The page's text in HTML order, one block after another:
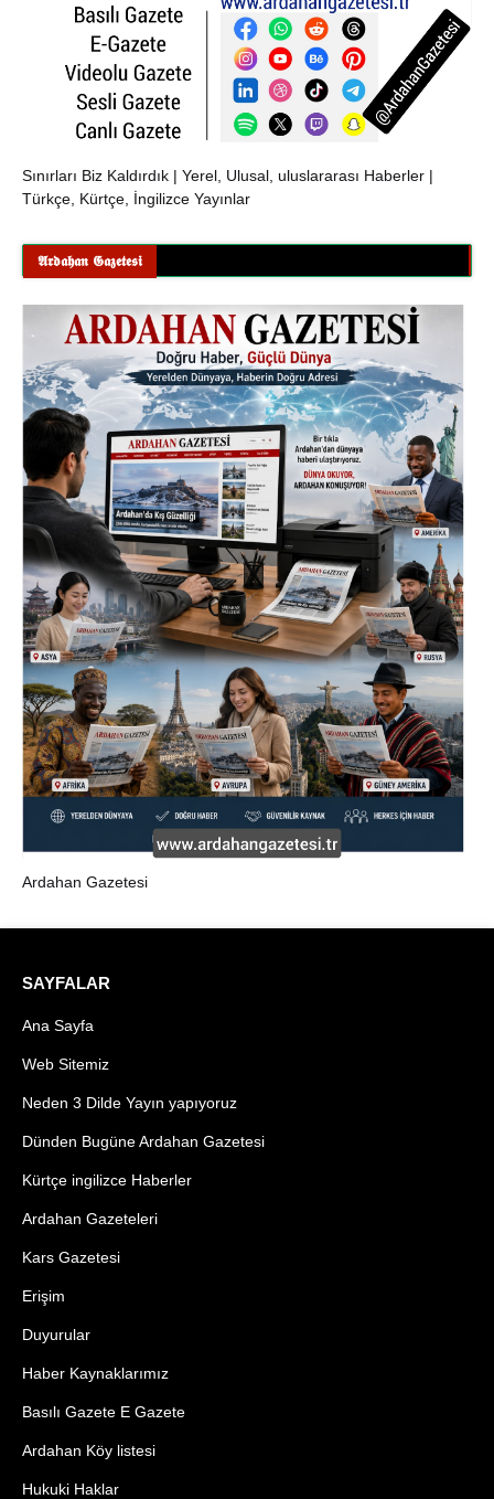
Sınırları Biz Kaldırdık | Yerel, Ulusal, uluslararası Haberler |
Türkçe, Kürtçe, İngilizce Yayınlar
𝕬𝖗𝖉𝖆𝖍𝖆𝖓 𝕲𝖆𝖟𝖊𝖙𝖊𝖘𝖎
Ardahan Gazetesi
SAYFALAR
Ana Sayfa
Web Sitemiz
Neden 3 Dilde Yayın yapıyoruz
Dünden Bugüne Ardahan Gazetesi
Kürtçe ingilizce Haberler
Ardahan Gazeteleri
Kars Gazetesi
Erişim
Duyurular
Haber Kaynaklarımız
Basılı Gazete E Gazete
Ardahan Köy listesi
Hukuki Haklar